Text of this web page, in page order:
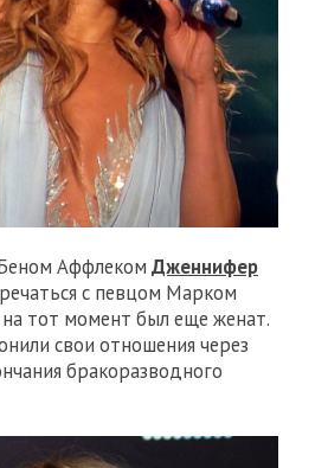
Аффлеком Дженнифер
с певцом Марком
тот момент был еще женат.
свои отношения через
бракоразводного